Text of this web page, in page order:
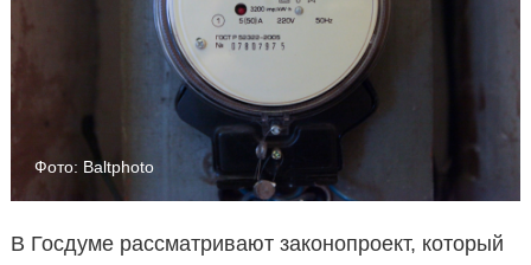
Фото: Baltphoto
В Госдуме рассматривают законопроект, который